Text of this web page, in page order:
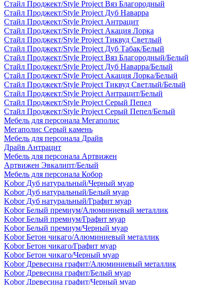
Стайл Проджект/Style Project Вяз Благородный
Стайл Проджект/Style Project Дуб Наварра
Стайл Проджект/Style Project Антрацит
Стайл Проджект/Style Project Акация Лорка
Стайл Проджект/Style Project Тиквуд Светлый
Стайл Проджект/Style Project Дуб Табак/Белый
Стайл Проджект/Style Project Вяз Благородный/Белый
Стайл Проджект/Style Project Дуб Наварра/Белый
Стайл Проджект/Style Project Акация Лорка/Белый
Стайл Проджект/Style Project Тиквуд Светлый/Белый
Стайл Проджект/Style Project Антрацит/Белый
Стайл Проджект/Style Project Серый Пепел
Стайл Проджект/Style Project Серый Пепел/Белый
Мебель для персонала Мегаполис
Мегаполис Серый камень
Мебель для персонала Драйв
Драйв Антрацит
Мебель для персонала Артвижен
Артвижен Эвкалипт/Белый
Мебель для персонала Кобор
Kobor Дуб натуральный/Черный муар
Kobor Дуб натуральный/Белый муар
Kobor Дуб натуральный/Графит муар
Kobor Белый премиум/Алюминиевый металлик
Kobor Белый премиум/Графит муар
Kobor Белый премиум/Черный муар
Kobor Бетон чикаго/Алюминиевый металлик
Kobor Бетон чикаго/Графит муар
Kobor Бетон чикаго/Черный муар
Kobor Древесина графит/Алюминиевый металлик
Kobor Древесина графит/Белый муар
Kobor Древесина графит/Черный муар